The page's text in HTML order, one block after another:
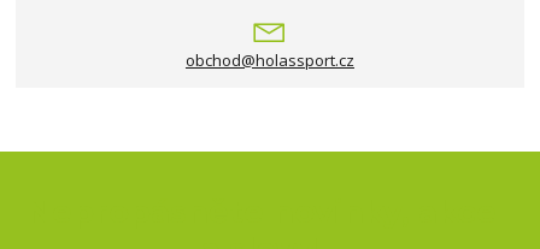
obchod@holassport.cz